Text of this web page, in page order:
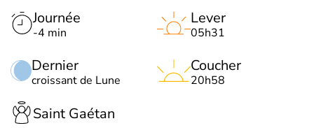
Journée
-4 min
Dernier
croissant de Lune
Lever
05h31
Coucher
20h58
Saint Gaétan